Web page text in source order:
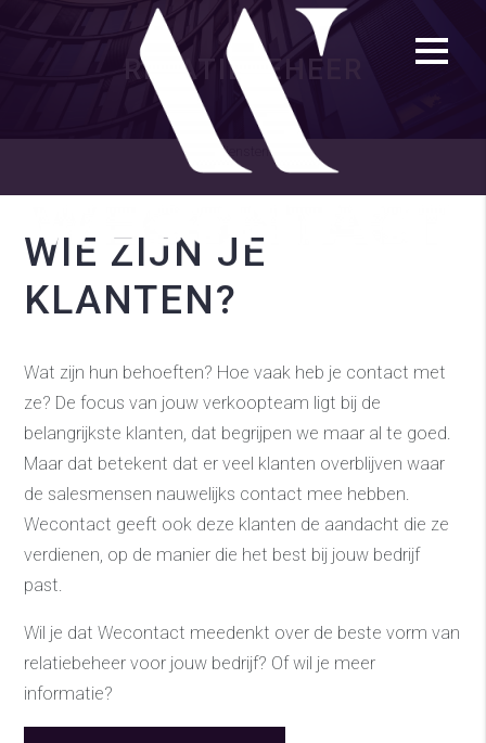
RELATIEBEHEER
diensten
WIE ZIJN JE
KLANTEN?
Wat zijn hun behoeften? Hoe vaak heb je contact met
ze? De focus van jouw verkoopteam ligt bij de
belangrijkste klanten, dat begrijpen we maar al te goed.
Maar dat betekent dat er veel klanten overblijven waar
de salesmensen nauwelijks contact mee hebben.
Wecontact geeft ook deze klanten de aandacht die ze
verdienen, op de manier die het best bij jouw bedrijf
past.
Wil je dat Wecontact meedenkt over de beste vorm van
relatiebeheer voor jouw bedrijf? Of wil je meer
informatie?